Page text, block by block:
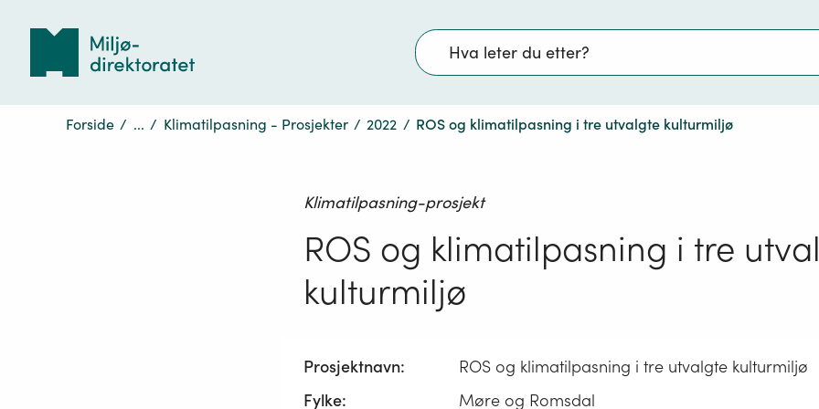
Søk
Forside / ... / Klimatilpasning - Prosjekter / 2022 / ROS og klimatilpasning i tre utvalgte kulturmiljø
Klimatilpasning-prosjekt
ROS og klimatilpasning i tre
kulturmiljø
Prosjektnavn:
ROS og klimatilpasning i tre utvalgte kulturmiljø
Fylke:
Møre og Romsdal